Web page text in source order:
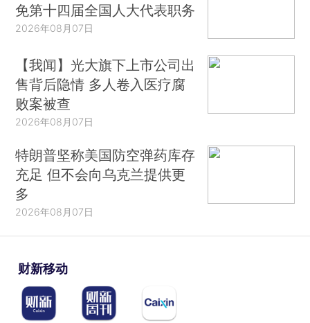
免第十四届全国人大代表职务
2026年08月07日
【我闻】光大旗下上市公司出
售背后隐情 多人卷入医疗腐
败案被查
2026年08月07日
特朗普坚称美国防空弹药库存
充足 但不会向乌克兰提供更
多
2026年08月07日
财新移动